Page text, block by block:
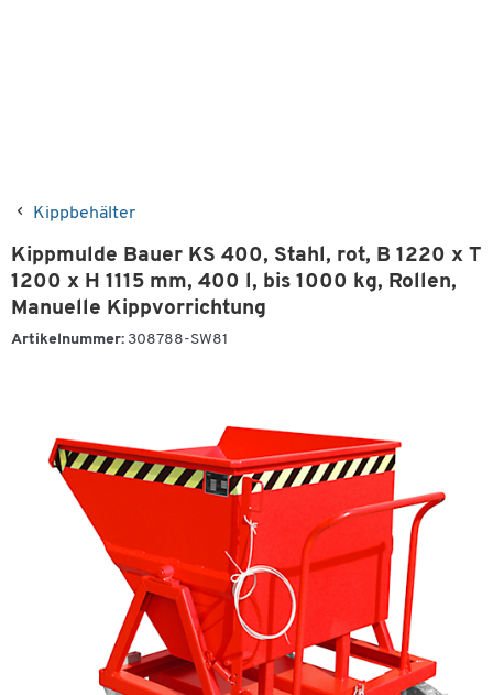
Kippbehälter
Kippmulde Bauer KS 400, Stahl, rot, B 1220 x T
1200 x H 1115 mm, 400 l, bis 1000 kg, Rollen,
Manuelle Kippvorrichtung
Artikelnummer: 308788-SW81